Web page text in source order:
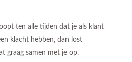
ten alle tijden dat je als klant
klacht hebben, dan lost
graag samen met je op.